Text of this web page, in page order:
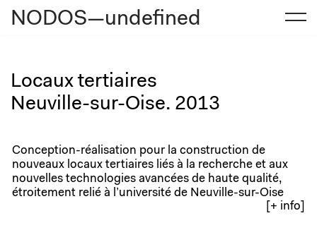
contenu
NODOS—undefined
Locaux tertiaires
Neuville-sur-Oise. 2013
Conception-réalisation pour la construction de
nouveaux locaux tertiaires liés à la recherche et aux
nouvelles technologies avancées de haute qualité,
étroitement relié à l’université de Neuville-sur-Oise
[+ info]